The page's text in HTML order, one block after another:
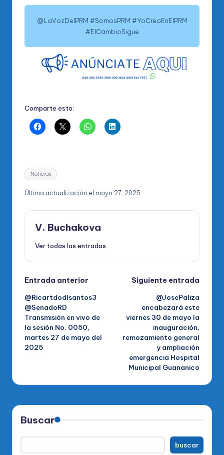
@LaVozDelPRM #SomosPRM #YoCreoEnElPRM
#ElCambioSigue
Comparte esto:
Etiquetas:
Noticias
Última actualización el mayo 27, 2025
V. Buchakova
Ver todas las entradas
Navegación
de
entradas
Entrada anterior
@Ricartdodlsantos3
@SenadoRD
Transmisión en vivo de
la sesión No. 0050,
martes 27 de mayo del
2025
Siguiente entrada
@JosePaliza
encabezará este
viernes 30 de mayo la
inauguración,
remozamiento general
y ampliación
emergencia Hospital
Municipal Guananico
Buscar
buscar